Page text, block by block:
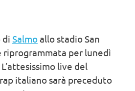
di Salmoallo stadio San
riprogrammata per lunedì
live del
italiano sarà preceduto